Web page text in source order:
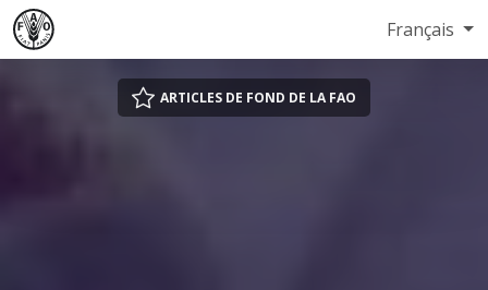
Français
ARTICLES DE FOND DE LA FAO